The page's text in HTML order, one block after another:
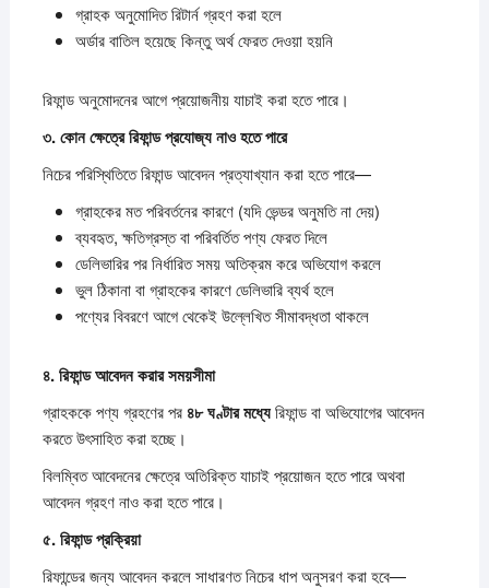
গ্রাহক অনুমোদিত রিটার্ন গ্রহণ করা হলে
অর্ডার বাতিল হয়েছে কিন্তু অর্থ ফেরত দেওয়া হয়নি
রিফান্ড অনুমোদনের আগে প্রয়োজনীয় যাচাই করা হতে পারে।
৩.কোনক্ষেত্রেরিফান্ডপ্রযোজ্যনাওহতেপারে
নিচের পরিস্থিতিতে রিফান্ড আবেদন প্রত্যাখ্যান করা হতে পারে—
গ্রাহকের মত পরিবর্তনের কারণে (যদি ভেন্ডর অনুমতি না দেয়)
ব্যবহৃত, ক্ষতিগ্রস্ত বা পরিবর্তিত পণ্য ফেরত দিলে
ডেলিভারির পর নির্ধারিত সময় অতিক্রম করে অভিযোগ করলে
ভুল ঠিকানা বা গ্রাহকের কারণে ডেলিভারি ব্যর্থ হলে
পণ্যের বিবরণে আগে থেকেই উল্লেখিত সীমাবদ্ধতা থাকলে
৪.রিফান্ডআবেদনকরারসময়সীমা
গ্রাহককে পণ্য গ্রহণের পর ৪৮ঘণ্টারমধ্যেরিফান্ড বা অভিযোগের আবেদন
করতে উৎসাহিত করা হচ্ছে।
বিলম্বিত আবেদনের ক্ষেত্রে অতিরিক্ত যাচাই প্রয়োজন হতে পারে অথবা
আবেদন গ্রহণ নাও করা হতে পারে।
৫.রিফান্ডপ্রক্রিয়া
রিফান্ডের জন্য আবেদন করলে সাধারণত নিচের ধাপ অনুসরণ করা হবে—